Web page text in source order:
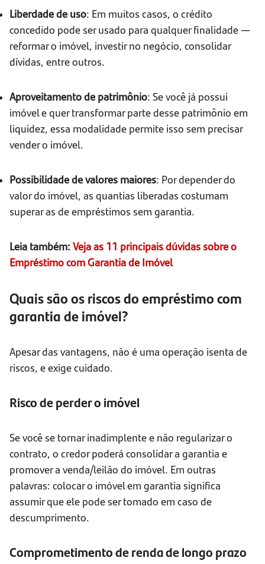
Liberdade de uso: Em muitos casos, o crédito
concedido pode ser usado para qualquer finalidade —
reformar o imóvel, investir no negócio, consolidar
dívidas, entre outros.
Aproveitamento de patrimônio: Se você já possui
imóvel e quer transformar parte desse patrimônio em
liquidez, essa modalidade permite isso sem precisar
vender o imóvel.
Possibilidade de valores maiores: Por depender do
valor do imóvel, as quantias liberadas costumam
superar as de empréstimos sem garantia.
Leia também: Veja as 11 principais dúvidas sobre o
Empréstimo com Garantia de Imóvel
Quais são os riscos do empréstimo com
garantia de imóvel?
Apesar das vantagens, não é uma operação isenta de
riscos, e exige cuidado.
Risco de perder o imóvel
Se você se tornar inadimplente e não regularizar o
contrato, o credor poderá consolidar a garantia e
promover a venda/leilão do imóvel. Em outras
palavras: colocar o imóvel em garantia significa
assumir que ele pode ser tomado em caso de
descumprimento.
Comprometimento de renda de longo prazo